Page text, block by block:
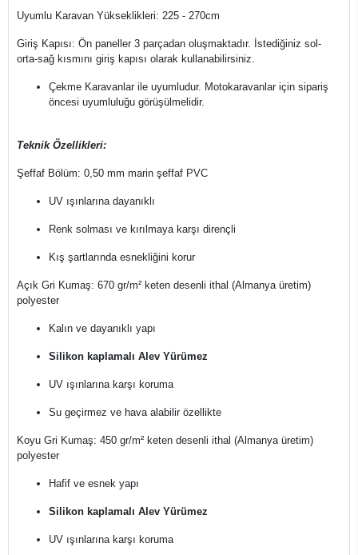
Uyumlu Karavan Yükseklikleri: 225 - 270cm
Giriş Kapısı: Ön paneller 3 parçadan oluşmaktadır. İstediğiniz sol-
orta-sağ kısmını giriş kapısı olarak kullanabilirsiniz.
Çekme Karavanlar ile uyumludur. Motokaravanlar için sipariş
öncesi uyumluluğu görüşülmelidir.
Teknik Özellikleri:
Şeffaf Bölüm: 0,50 mm marin şeffaf PVC
UV ışınlarına dayanıklı
Renk solması ve kırılmaya karşı dirençli
Kış şartlarında esnekliğini korur
Açık Gri Kumaş: 670 gr/m² keten desenli ithal (Almanya üretim)
polyester
Kalın ve dayanıklı yapı
Silikon kaplamalı Alev Yürümez
UV ışınlarına karşı koruma
Su geçirmez ve hava alabilir özellikte
Koyu Gri Kumaş: 450 gr/m² keten desenli ithal (Almanya üretim)
polyester
Hafif ve esnek yapı
Silikon kaplamalı Alev Yürümez
UV ışınlarına karşı koruma